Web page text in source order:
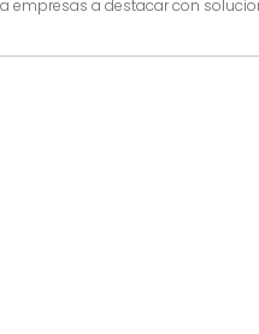
empresas a destacar con